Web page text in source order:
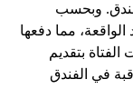
وبحسب
مما دفعها
بتقديم
في الفندق